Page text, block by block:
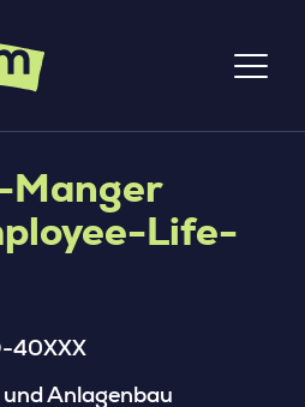
Manger
Life-
40XXX
Anlagenbau